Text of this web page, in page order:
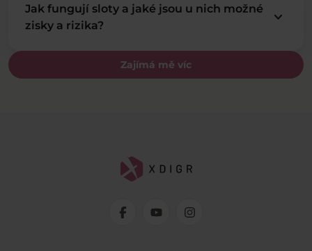
Zajímá mě víc
Jak fungují sloty a jaké jsou u nich možné
zisky a rizika?
keyboard_arrow_down